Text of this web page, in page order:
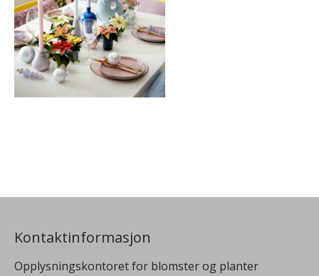
Kontaktinformasjon
Opplysningskontoret for blomster og planter